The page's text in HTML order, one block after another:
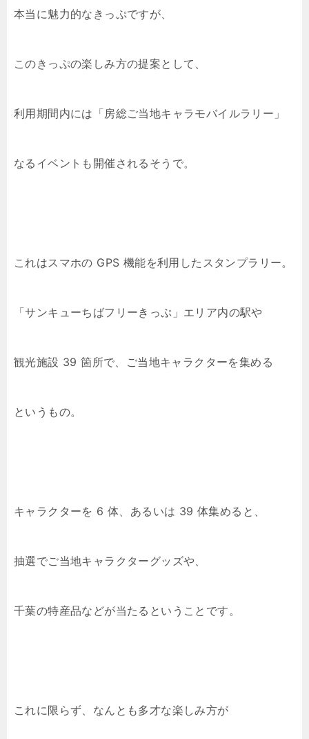
本当に魅力的なきっぷですが、
このきっぷの楽しみ方の提案として、
利用期間内には「房総ご当地キャラモバイルラリー」
なるイベントも開催されるそうで。
これはスマホの GPS 機能を利用したスタンプラリー。
「サンキューちばフリーきっぷ」エリア内の駅や
観光施設 39 箇所で、ご当地キャラクターを集める
というもの。
キャラクターを 6 体、あるいは 39 体集めると、
抽選でご当地キャラクターグッズや、
千葉の特産品などが当たるということです。
これに限らず、なんとも多才な楽しみ方が